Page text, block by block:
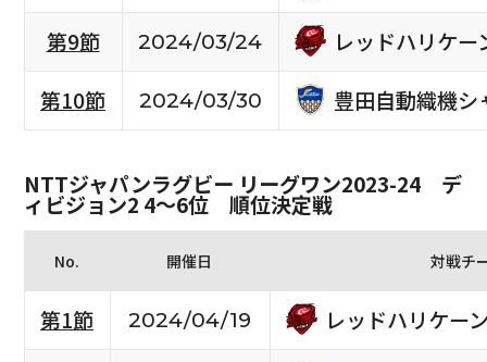
第9節
2024/03/24
レッドハリケー
第10節
2024/03/30 豊田自動織機シ
NTTジャパンラグビー リーグワン2023-24 デ
ィビジョン2 4〜6位 順位決定戦
No. 開催日 対戦チ
第1節 2024/04/19
レッドハリケー